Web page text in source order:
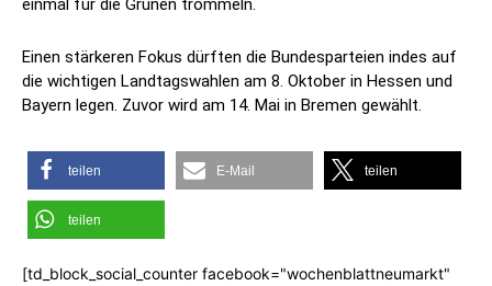
einmal für die Grünen trommeln.
Einen stärkeren Fokus dürften die Bundesparteien indes auf
die wichtigen Landtagswahlen am 8. Oktober in Hessen und
Bayern legen. Zuvor wird am 14. Mai in Bremen gewählt.
teilen E-Mail teilen
teilen
[td_block_social_counter facebook="wochenblattneumarkt"